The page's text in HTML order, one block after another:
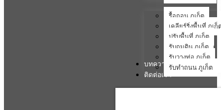
รื้อถอน ภูเก็ต
เคลียร์ริ่งพื้นที่ ภูเก็
ปรับพื้นที่ ภูเก็ต
รับถมดิน ภูเก็ต
รับวางท่อ ภูเก็ต
รับทำถนน ภูเก็ต
บทความ
ติดต่อเรา